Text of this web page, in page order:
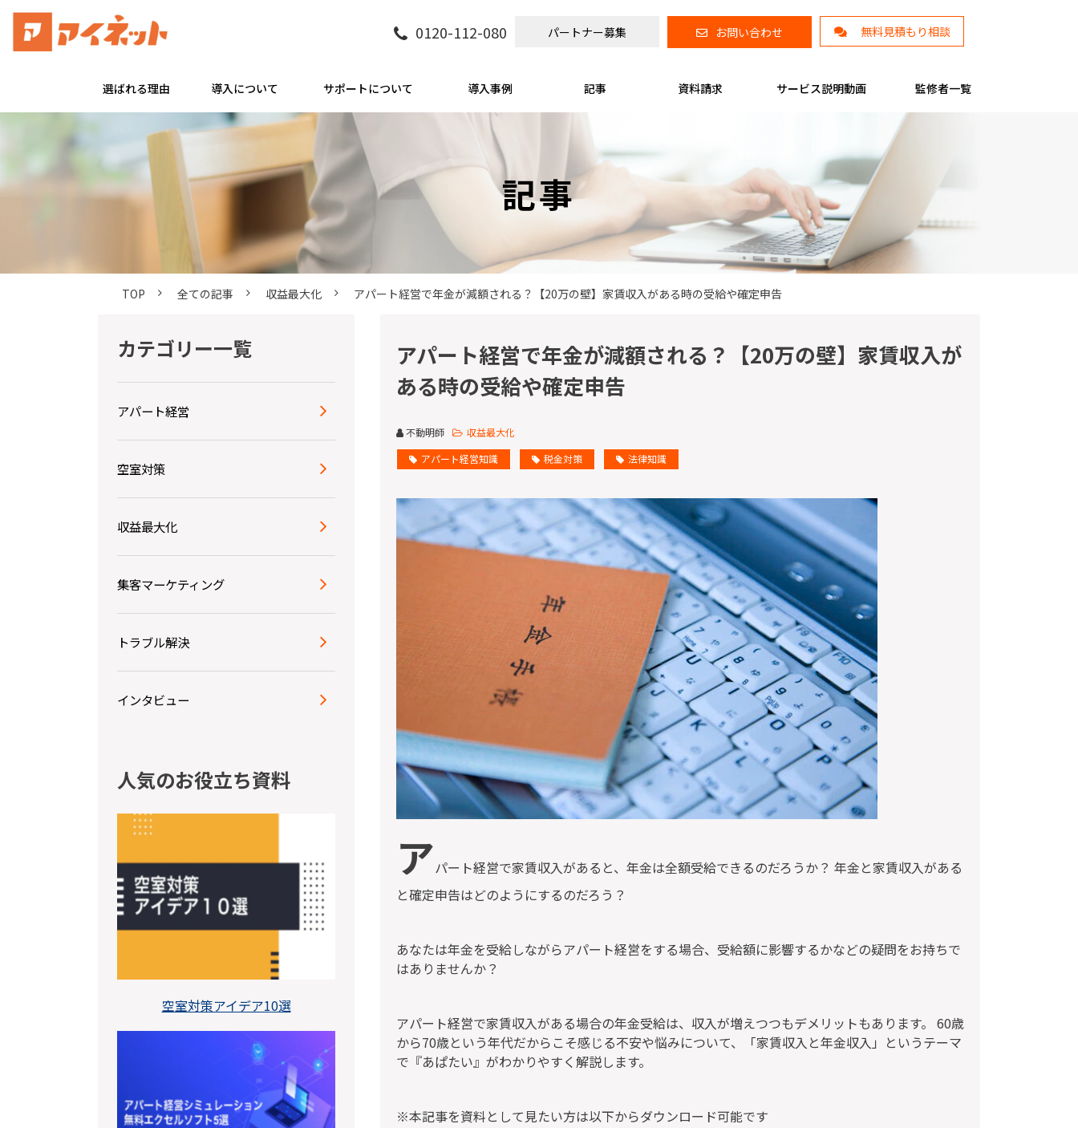
0120-112-080 パートナー募集 お問い合わせ 無料見積もり相談
選ばれる理由 導入について サポートについて 導入事例 記事 資料請求 サービス説明動画 監修者一覧
記事
TOP 全ての記事 収益最大化 アパート経営で年金が減額される？【20万の壁】家賃収入がある時の受給や確定申告
カテゴリー一覧
アパート経営
空室対策
収益最大化
集客マーケティング
トラブル解決
インタビュー
人気のお役立ち資料
空室対策アイデア10選
アパート経営で年金が減額される？【20万の壁】家賃収入が
ある時の受給や確定申告
不動明師
収益最大化
アパート経営知識
税金対策 法律知識
アパート経営で家賃収入があると、年金は全額受給できるのだろうか？ 年金と家賃収入がある
と確定申告はどのようにするのだろう？
あなたは年金を受給しながらアパート経営をする場合、受給額に影響するかなどの疑問をお持ちで
はありませんか？
アパート経営で家賃収入がある場合の年金受給は、収入が増えつつもデメリットもあります。 60歳
から70歳という年代だからこそ感じる不安や悩みについて、「家賃収入と年金収入 」というテーマ
で『あぱたい』がわかりやすく解説します。
※本記事を資料として見たい方は以下からダウンロード可能です